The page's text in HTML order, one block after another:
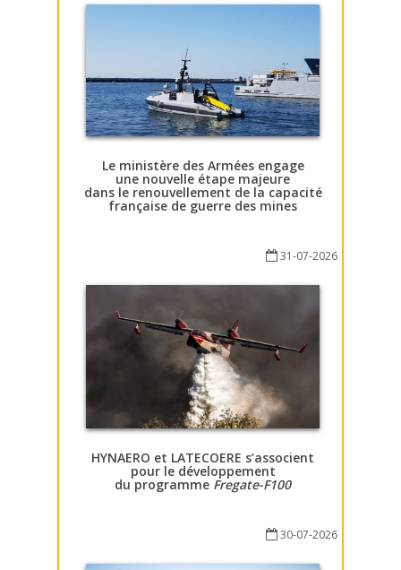
Le ministère des Armées engage
une nouvelle étape majeure
dans le renouvellement de la capacité
française de guerre des mines
31-07-2026
HYNAERO et LATECOERE s’associent
pour le développement
du programme Fregate-F100
30-07-2026